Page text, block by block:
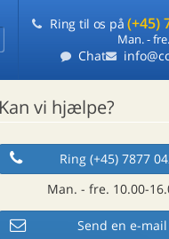
Ring til os på (+45)
Man. -
Chat
Kan vi hjælpe?
Ring (+45) 7877
Man. - fre. 10.00-
Send en e-mail